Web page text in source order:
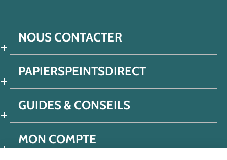
NOUS CONTACTER
PAPIERSPEINTSDIRECT
GUIDES & CONSEILS
MON COMPTE